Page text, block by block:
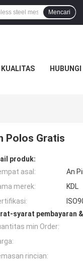
Mencari
KUALITAS HUBUNGI
Polos Gratis
produk:
asal:
An
merek:
KDL
syarat pembayaran
min Order:
rincian: